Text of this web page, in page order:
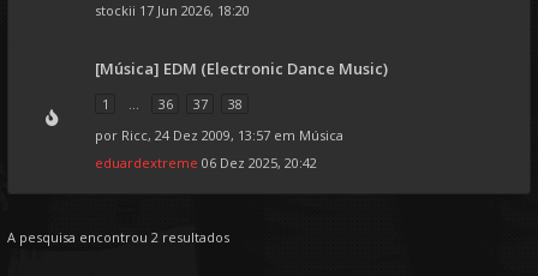
stockii 17 Jun 2026, 18:20
[Música] EDM (Electronic Dance Music)
1 ... 36 37
38
por Ricc, 24 Dez 2009, 13:57 em Música
eduardextreme 06 Dez 2025, 20:42
A pesquisa encontrou 2 resultados